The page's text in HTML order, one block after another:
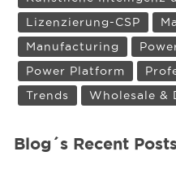
Lizenzierung-CSP
Manufacturing
Power Platform
Trends
Wholesale &
Blog´s Recent